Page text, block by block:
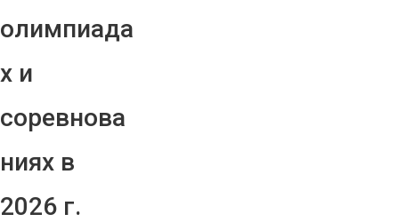
олимпиада
х и
соревнова
ниях в
2026 г.